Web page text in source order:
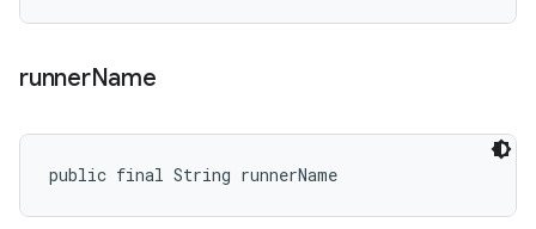
runnerName
public final String runnerName